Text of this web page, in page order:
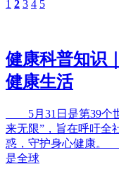
1 2 3 4 5
健康科普知识
健康生活
5月31日是第39个
来无限”，旨在呼吁全
惑，守护身心健康。
是全球